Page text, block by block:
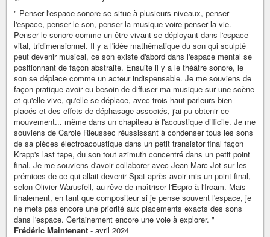
" Penser l'espace sonore se situe à plusieurs niveaux, penser
l'espace, penser le son, penser la musique voire penser la vie.
Penser le sonore comme un être vivant se déployant dans l'espace
vital, tridimensionnel. Il y a l'idée mathématique du son qui sculpté
peut devenir musical, ce son existe d'abord dans l'espace mental se
positionnant de façon abstraite. Ensuite il y a le théâtre sonore, le
son se déplace comme un acteur indispensable. Je me souviens de
façon pratique avoir eu besoin de diffuser ma musique sur une scène
et qu'elle vive, qu'elle se déplace, avec trois haut-parleurs bien
placés et des effets de déphasage associés, j'ai pu obtenir ce
mouvement... même dans un chapiteau à l'acoustique difficile. Je me
souviens de Carole Rieussec réussissant à condenser tous les sons
de sa pièces électroacoustique dans un petit transistor final façon
Krapp's last tape, du son tout azimuth concentré dans un petit point
final. Je me souviens d'avoir collaborer avec Jean-Marc Jot sur les
prémices de ce qui allait devenir Spat après avoir mis un point final,
selon Olivier Warusfell, au rêve de maîtriser l'Espro à l'Ircam. Mais
finalement, en tant que compositeur si je pense souvent l'espace, je
ne mets pas encore une priorité aux placements exacts des sons
dans l'espace. Certainement encore une voie à explorer. "
Frédéric Maintenant - avril 2024